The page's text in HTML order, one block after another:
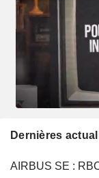
Dernières
AIRBUS SE :